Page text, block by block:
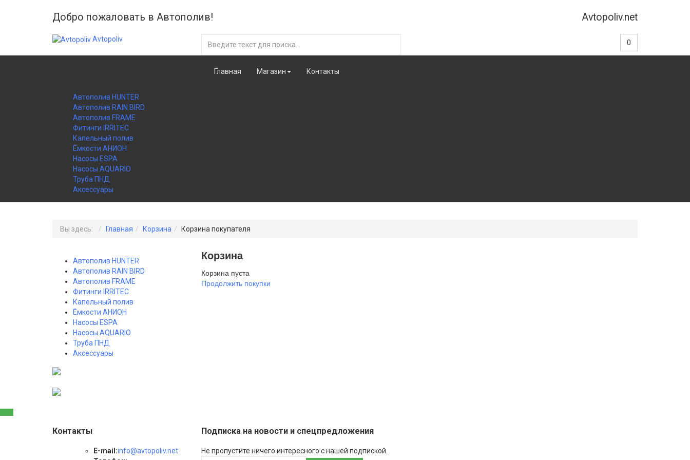
Добро пожаловать в Автополив! Avtopoliv.net
Avtopoliv 0
Автополив HUNTER
Автополив RAIN BIRD
Автополив FRAME
Фитинги IRRITEC
Капельный полив
Ёмкости АНИОН
Насосы ESPA
Насосы AQUARIO
Труба ПНД
Аксессуары
Главная Магазин Контакты
Вы здесь: Главная Корзина Корзина покупателя
Корзина
Корзина пуста
Продолжить покупки
Автополив HUNTER
Автополив RAIN BIRD
Автополив FRAME
Фитинги IRRITEC
Капельный полив
Ёмкости АНИОН
Насосы ESPA
Насосы AQUARIO
Труба ПНД
Аксессуары
Контакты
E-mail:info@avtopoliv.net
Подписка на новости и спецпредложения
Не пропустите ничего интересного с нашей подпиской.